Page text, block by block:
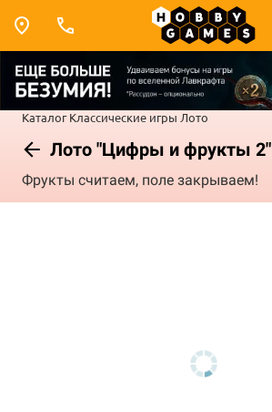
Каталог Классические игры Лото
Лото "Цифры и фрукты 2"
Фрукты считаем, поле закрываем!